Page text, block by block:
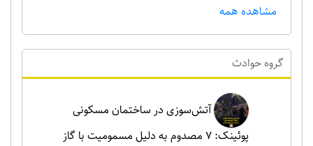
مشاهده همه
گروه حوادث
آتش‌سوزی در ساختمان مسکونی
پوئینک: 7 مصدوم به دلیل مسمومیت با گاز